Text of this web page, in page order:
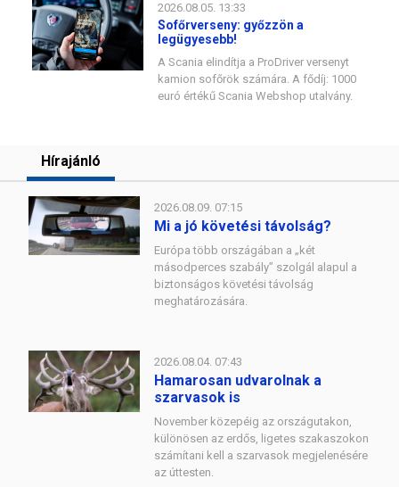
2026.08.05. 13:33
Sofőrverseny: győzzön a
legügyesebb!
A Scania elindítja a ProDriver versenyt
kamion sofőrök számára. A fődíj: 1000
euró értékű Scania Webshop utalvány.
Hírajánló
2026.08.09. 07:15
Mi a jó követési távolság?
Európa több országában a „két
másodperces szabály” szolgál alapul a
biztonságos követési távolság
meghatározására.
2026.08.04. 07:43
Hamarosan udvarolnak a
szarvasok is
November közepéig az országutakon,
különösen az erdős, ligetes szakaszokon
számítani kell a szarvasok megjelenésére
az úttesten.